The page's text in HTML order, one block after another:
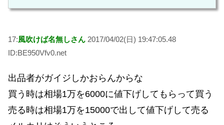
17:風吹けば名無しさん 2017/04/02(日) 19:47:05.48
ID:BE950Vfv0.net
出品者がガイジしかおらんからな
買う時は相場1万を6000に値下げしてもらって買う
売る時は相場1万を15000で出して値下げして売る